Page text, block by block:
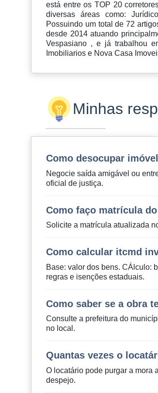
está entre os TOP 20
diversas áreas como:
Possuindo um total de 72
desde 2014 atuando
Vespasiano , e já trabalhou
Imobiliarios e Nova Casa
Minhas
Como desocupar
Negocie saída amigável ou
oficial de justiça.
Como faço matrícula
Solicite a matrícula atualizada
Como calcular itcmd
Base: valor dos bens. CÁlculo:
regras e isenções estaduais.
Como saber se a obra
Consulte a prefeitura do
no local.
Quantas vezes o
O locatário pode purgar a mora
despejo.